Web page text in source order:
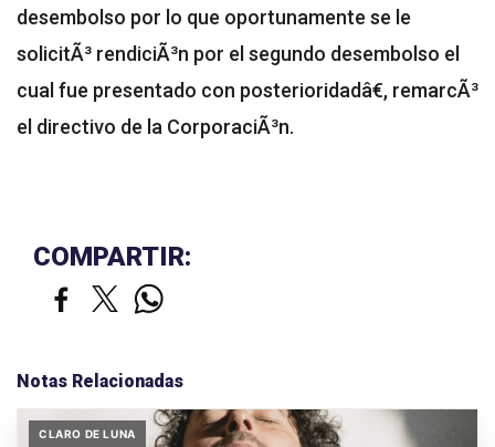
desembolso por lo que oportunamente se le
solicitÃ³ rendiciÃ³n por el segundo desembolso el
cual fue presentado con posterioridadâ€, remarcÃ³
el directivo de la CorporaciÃ³n.
COMPARTIR:
Notas Relacionadas
CLARO DE LUNA